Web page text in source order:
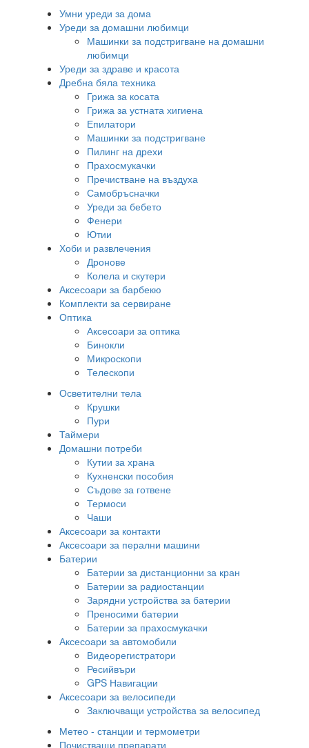
Умни уреди за дома
Уреди за домашни любимци
Машинки за подстригване на домашни
любимци
Уреди за здраве и красота
Дребна бяла техника
Грижа за косата
Грижа за устната хигиена
Епилатори
Машинки за подстригване
Пилинг на дрехи
Прахосмукачки
Пречистване на въздуха
Самобръсначки
Уреди за бебето
Фенери
Ютии
Хоби и развлечения
Дронове
Колела и скутери
Аксесоари за барбекю
Комплекти за сервиране
Оптика
Аксесоари за оптика
Бинокли
Микроскопи
Телескопи
Осветителни тела
Крушки
Пури
Таймери
Домашни потреби
Кутии за храна
Кухненски пособия
Съдове за готвене
Термоси
Чаши
Аксесоари за контакти
Аксесоари за перални машини
Батерии
Батерии за дистанционни за кран
Батерии за радиостанции
Зарядни устройства за батерии
Преносими батерии
Батерии за прахосмукачки
Аксесоари за автомобили
Видеорегистратори
Ресийвъри
GPS Навигации
Аксесоари за велосипеди
Заключващи устройства за велосипед
Метео - станции и термометри
Почистващи препарати